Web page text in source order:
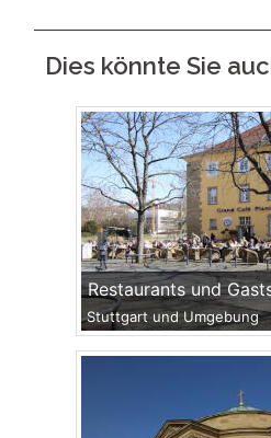
Dies könnte Sie
Restaurants und
Stuttgart und Umgebung